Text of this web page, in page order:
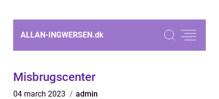
ALLAN-INGWERSEN.dk
Misbrugscenter
04 march 2023 admin